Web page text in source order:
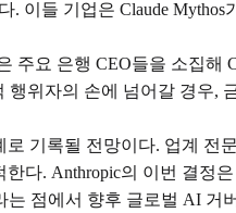
이들 기업은 Claude
요 은행 CEO들을 소집해
위자의 손에 넘어갈 경우,
기록될 전망이다. 업계 전
다. Anthropic의 이번 결정
점에서 향후 글로벌 AI 거